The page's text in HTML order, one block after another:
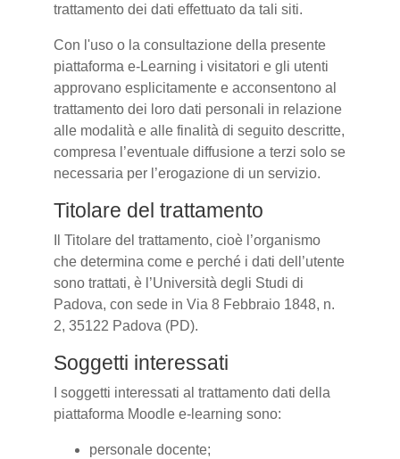
trattamento dei dati effettuato da tali siti.
Con l'uso o la consultazione della presente
piattaforma e-Learning i visitatori e gli utenti
approvano esplicitamente e acconsentono al
trattamento dei loro dati personali in relazione
alle modalità e alle finalità di seguito descritte,
compresa l’eventuale diffusione a terzi solo se
necessaria per l’erogazione di un servizio.
Titolare del trattamento
Il Titolare del trattamento, cioè l’organismo
che determina come e perché i dati dell’utente
sono trattati, è l’Università degli Studi di
Padova, con sede in Via 8 Febbraio 1848, n.
2, 35122 Padova (PD).
Soggetti interessati
I soggetti interessati al trattamento dati della
piattaforma Moodle e-learning sono:
personale docente;